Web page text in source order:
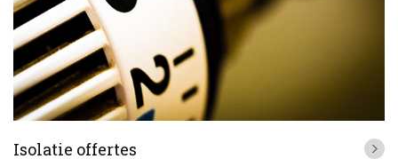
Isolatie offertes